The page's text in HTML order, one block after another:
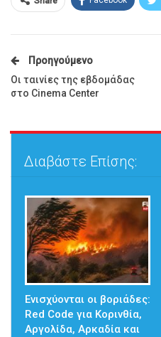
Προηγούμενο
Οι ταινίες της εβδομάδας
στο Cinema Center
Διαβάστε Επίσης:
Ενισχύονται οι βοριάδες:
Red Code για Κορινθία,
Αργολίδα, Αρκαδία και